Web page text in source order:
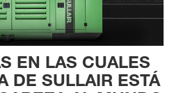
EN LAS CUALES
DE SULLAIR ESTÁ